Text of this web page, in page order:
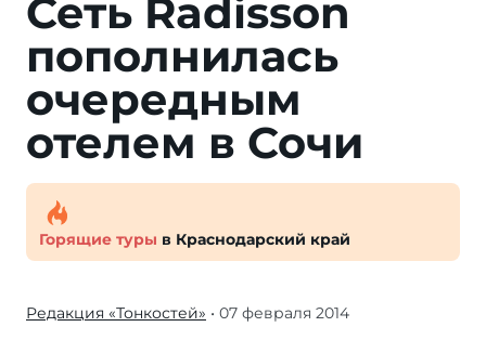
Сеть Radisson
пополнилась
очередным
отелем в Сочи
Горящие туры в Краснодарский край
Редакция «Тонкостей» • 07 февраля 2014